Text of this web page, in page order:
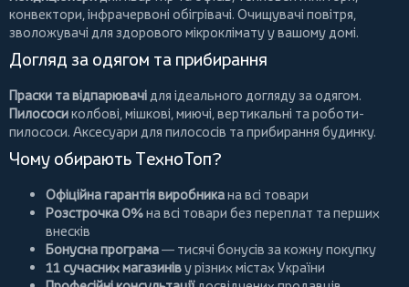
конвектори,інфрачервоні обігрівачі. Очищувачі повітря,
зволожувачі для здорового мікроклімату у вашому домі.
Догляд за одягом та прибирання
Праски та відпарювачідля ідеального догляду за одягом.
Пилососиколбові,мішкові,миючі,вертикальні тароботи-
пилососи. Аксесуари для пилососів та прибирання будинку.
Чому обирають ТехноТоп?
Офіційна гарантія виробникана всі товари
Розстрочка 0%на всі товари без переплат та перших
внесків
Бонусна програма— тисячі бонусів за кожну покупку
11 сучасних магазиніву різних містах України